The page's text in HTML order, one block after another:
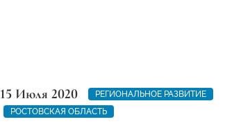
15 Июля 2020
РЕГИОНАЛЬНОЕ РАЗВИТИЕ
РОСТОВСКАЯ ОБЛАСТЬ